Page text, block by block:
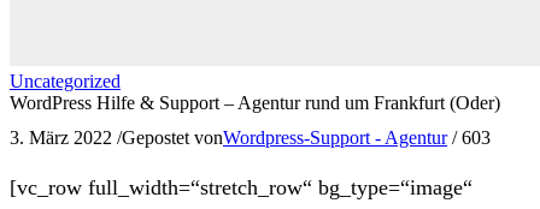
Uncategorized
WordPress Hilfe & Support – Agentur rund um Frankfurt (Oder)
3. März 2022 /Gepostet vonWordpress-Support - Agentur / 603
[vc_row full_width=“stretch_row“ bg_type=“image“